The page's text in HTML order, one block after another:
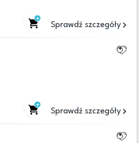
Sprawdź szczegóły
Sprawdź szczegóły